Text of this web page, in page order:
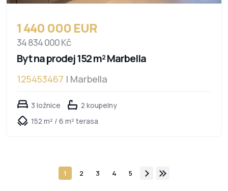
1 440 000 EUR
34 834 000 Kč
Byt na prodej 152 m² Marbella
125453467 | Marbella
3 ložnice
2 koupelny
152 m² / 6 m² terasa
1 2 3 4 5